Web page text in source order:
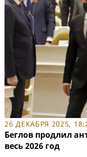
26 ДЕКАБРЯ 2025,
Беглов продлил
весь 2026 год